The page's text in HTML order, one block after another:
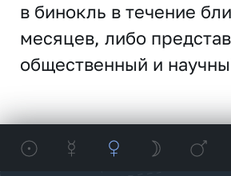
в бинокль в течение
месяцев, либо
общественный и